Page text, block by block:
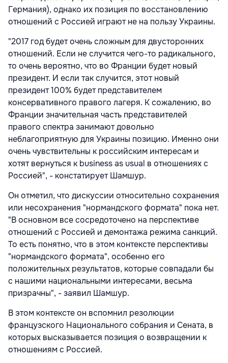
Германия), однако их позиция по восстановлению
отношений с Россией играют не на пользу Украины.
"2017 год будет очень сложным для двусторонних
отношений. Если не случится чего-то радикального,
то очень вероятно, что во Франции будет новый
президент. И если так случится, этот новый
президент 100% будет представителем
консервативного правого лагеря. К сожалению, во
Франции значительная часть представителей
правого спектра занимают довольно
неблагоприятную для Украины позицию. Именно они
очень чувствительны к российским интересам и
хотят вернуться к business as usual в отношениях с
Россией", - констатирует Шамшур.
Он отметил, что дискуссии относительно сохранения
или несохранения "нормандского формата" пока нет.
"В основном все сосредоточено на перспективе
отношений с Россией и демонтажа режима санкций.
То есть понятно, что в этом контексте перспективы
"нормандского формата", особенно его
положительных результатов, которые совпадали бы
с нашими национальными интересами, весьма
призрачны", - заявил Шамшур.
В этом контексте он вспомнил резолюции
французского Национального собрания и Сената, в
которых высказывается позиция о возвращении к
отношениям с Россией.